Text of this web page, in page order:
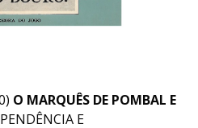
O MARQUÊS DE POMBAL E
E